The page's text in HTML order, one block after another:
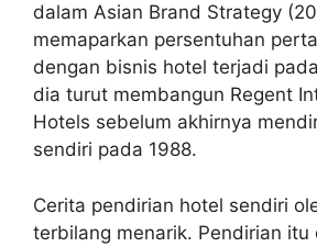
dalam Asian Brand Strategy
memaparkan persentuhan
dengan bisnis hotel terjadi
dia turut membangun Regent
Hotels sebelum akhirnya
sendiri pada 1988.
Cerita pendirian hotel sendiri
terbilang menarik. Pendirian itu